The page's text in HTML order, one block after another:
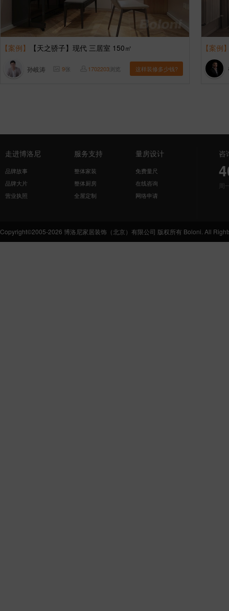
【案例】 【天之骄子】现代 三居室 150㎡
孙岐涛 9张 1702203浏览 这样装修多少钱?
【案例
走进博洛尼
品牌故事
品牌大片
营业执照
服务支持
整体家装
整体厨房
全屋定制
量房设计
免费量尺
在线咨询
网络申请
咨
周
Copyright©2005-2026 博洛尼家居装饰（北京）有限公司 版权所有 Boloni. All